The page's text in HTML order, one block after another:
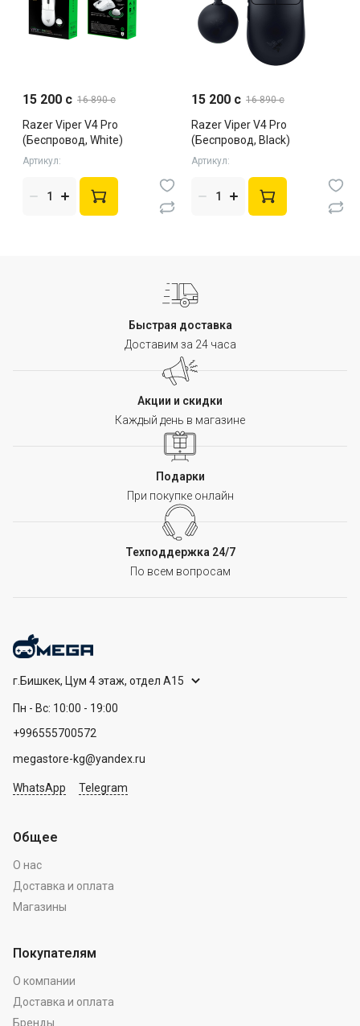
15 200 c 16 890 c
Razer Viper V4 Pro
(Беспровод, White)
Артикул:
15 200 c 16 890 c
Razer Viper V4 Pro
(Беспровод, Black)
Артикул:
Быстрая доставка
Доставим за 24 часа
Акции и скидки
Каждый день в магазине
Подарки
При покупке онлайн
Техподдержка 24/7
По всем вопросам
г.Бишкек, Цум 4 этаж, отдел А15
Пн - Вс: 10:00 - 19:00
+996555700572
megastore-kg@yandex.ru
WhatsApp Telegram
Общее
О нас
Доставка и оплата
Магазины
Покупателям
О компании
Доставка и оплата
Бренды